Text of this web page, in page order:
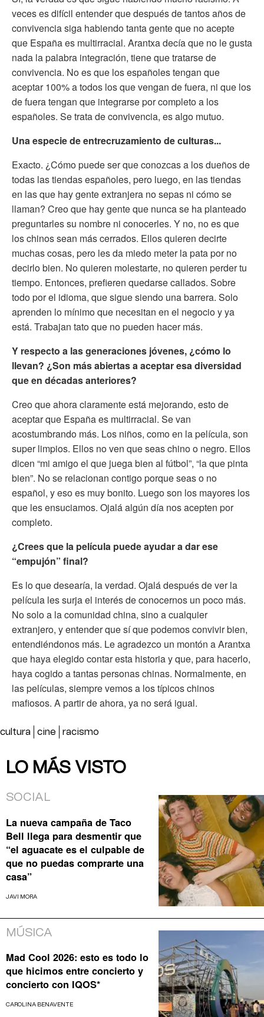
veces es difícil entender que después de tantos años de
convivencia siga habiendo tanta gente que no acepte
que España es multirracial. Arantxa decía que no le gusta
nada la palabra integración, tiene que tratarse de
convivencia. No es que los españoles tengan que
aceptar 100% a todos los que vengan de fuera, ni que los
de fuera tengan que integrarse por completo a los
españoles. Se trata de convivencia, es algo mutuo.
Una especie de entrecruzamiento de culturas...
Exacto. ¿Cómo puede ser que conozcas a los dueños de
todas las tiendas españoles, pero luego, en las tiendas
en las que hay gente extranjera no sepas ni cómo se
llaman? Creo que hay gente que nunca se ha planteado
preguntarles su nombre ni conocerles. Y no, no es que
los chinos sean más cerrados. Ellos quieren decirte
muchas cosas, pero les da miedo meter la pata por no
decirlo bien. No quieren molestarte, no quieren perder tu
tiempo. Entonces, prefieren quedarse callados. Sobre
todo por el idioma, que sigue siendo una barrera. Solo
aprenden lo mínimo que necesitan en el negocio y ya
está. Trabajan tato que no pueden hacer más.
Y respecto a las generaciones jóvenes, ¿cómo lo
llevan? ¿Son más abiertas a aceptar esa diversidad
que en décadas anteriores?
Creo que ahora claramente está mejorando, esto de
aceptar que España es multirracial. Se van
acostumbrando más. Los niños, como en la película, son
super limpios. Ellos no ven que seas chino o negro. Ellos
dicen “mi amigo el que juega bien al fútbol”, “la que pinta
bien”. No se relacionan contigo porque seas o no
español, y eso es muy bonito. Luego son los mayores los
que les ensuciamos. Ojalá algún día nos acepten por
completo.
¿Crees que la película puede ayudar a dar ese
“empujón” final?
Es lo que desearía, la verdad. Ojalá después de ver la
película les surja el interés de conocernos un poco más.
No solo a la comunidad china, sino a cualquier
extranjero, y entender que sí que podemos convivir bien,
entendiéndonos más. Le agradezco un montón a Arantxa
que haya elegido contar esta historia y que, para hacerlo,
haya cogido a tantas personas chinas. Normalmente, en
las películas, siempre vemos a los típicos chinos
mafiosos. A partir de ahora, ya no será igual.
cultura cine racismo
LO MÁS VISTO
SOCIAL
La nueva campaña de Taco
Bell llega para desmentir que
“el aguacate es el culpable de
que no puedas comprarte una
casa”
JAVI MORA
MÚSICA
Mad Cool 2026: esto es todo lo
que hicimos entre concierto y
concierto con IQOS*
CAROLINA BENAVENTE